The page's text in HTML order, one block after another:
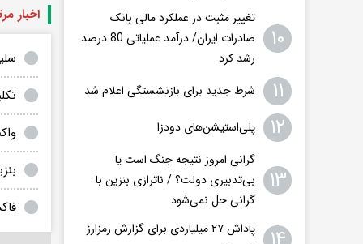
اخبار
بنزین
۱۰
تغییر مثبت در عملکرد مالی بانک
صادرات ایران/ درآمد عملیاتی 80 درصد
رشد کرد
۱۱ شرط جدید برای بازنشستگی اعلام شد
۱۲ پلی‌استیشن‌های دودزا
۱۳
گرانی امروز نتیجه جنگ است یا
بی‌تدبیری دولت؟ / ناترازی بنزین با
گرانی حل نمی‌شود
پاداش ۲۷ میلیاردی برای گزارش رمزارز